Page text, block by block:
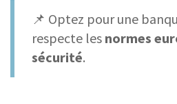
📌 Optez pour une
respecte les normes
sécurité.